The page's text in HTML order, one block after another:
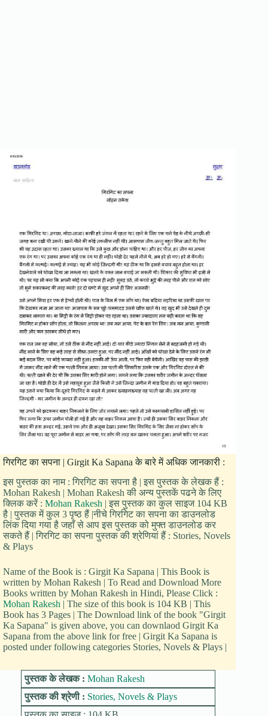
गिरगिट का सपना | Girgit Ka Sapana के बारे में अधिक जानकारी :
इस पुस्तक का नाम : गिरगिट का सपना है | इस पुस्तक के लेखक हैं :
Mohan Rakesh | Mohan Rakesh की अन्य पुस्तकें पढने के लिए
क्लिक करें : Mohan Rakesh | इस पुस्तक का कुल साइज 104 KB
है | पुस्तक में कुल 3 पृष्ठ हैं |नीचे गिरगिट का सपना का डाउनलोड
लिंक दिया गया है जहाँ से आप इस पुस्तक को मुफ्त डाउनलोड कर
सकते हैं | गिरगिट का सपना पुस्तक की श्रेणियां हैं : Stories, Novels
& Plays
Name of the Book is : Girgit Ka Sapana | This Book is
written by Mohan Rakesh | To Read and Download More
Books written by Mohan Rakesh in Hindi, Please Click :
Mohan Rakesh | The size of this book is 104 KB | This
Book has 3 Pages | The Download link of the book "Girgit
Ka Sapana" is given above, you can downlaod Girgit Ka
Sapana from the above link for free | Girgit Ka Sapana is
posted under following categories Stories, Novels & Plays |
पुस्तक के लेखक : Mohan Rakesh
पुस्तक की श्रेणी : Stories, Novels & Plays